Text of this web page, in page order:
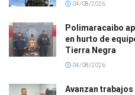
04/08/2026
Polimaracaibo
en hurto de
Tierra Negra
04/08/2026
Avanzan